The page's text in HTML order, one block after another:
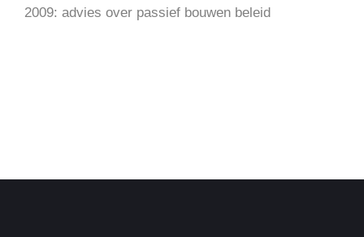
2009: advies over passief bouwen beleid